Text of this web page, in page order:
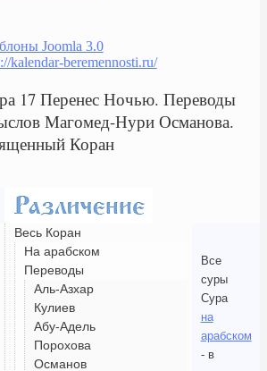
Joomla 3.0
kalendar-beremennosti.ru/
17 Перенес Ночью. Переводы
Магомед-Нури Османова.
Коран
Весь Коран
На арабском
Переводы
Аль-Азхар
Кулиев
Абу-Адель
Порохова
Османов
Все
суры
Сура
на
арабском
- в